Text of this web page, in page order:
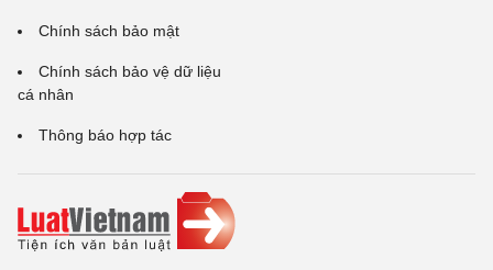
Chính sách bảo mật
Chính sách bảo vệ dữ liệu
cá nhân
Thông báo hợp tác